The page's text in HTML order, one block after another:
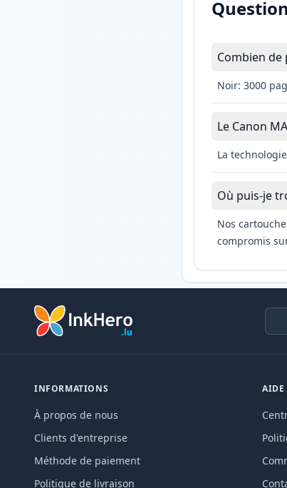
Combien de
Noir: 3000
Le Canon
La
Où puis-je
Nos
compromis
INFORMATIONS
À propos de nous
Clients d'entreprise
Méthode de paiement
Politique de livraison
AIDE